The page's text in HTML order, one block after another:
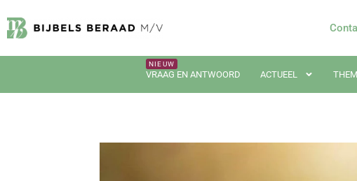
VRAAG EN ANTWOORD ACTUEEL